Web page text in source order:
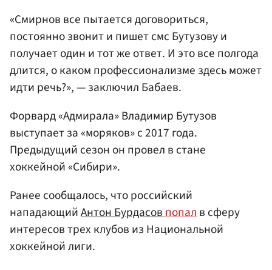
«Смирнов все пытается договориться,
постоянно звонит и пишет смс Бутузову и
получает один и тот же ответ. И это все полгода
длится, о каком профессионализме здесь может
идти речь?», — заключил Бабаев.
Форвард «Адмирала» Владимир Бутузов
выступает за «моряков» с 2017 года.
Предыдущий сезон он провел в стане
хоккейной «Сибири».
Ранее сообщалось, что российский
нападающийАнтон Бурдасовпопалв сферу
интересов трех клубов из Национальной
хоккейной лиги.